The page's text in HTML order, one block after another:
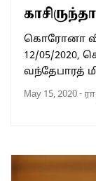
கொரோனா
12/05/
வந்தேபாரத்
May 15, 2020-